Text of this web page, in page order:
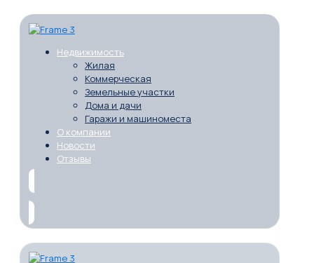
Недвижимость
Жилая
Коммерческая
Земельные участки
Дома и дачи
Гаражи и машиноместа
О компании
Новости
Отзывы